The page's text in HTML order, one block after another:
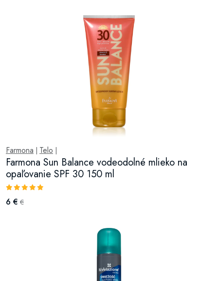
Farmona Telo
Farmona Sun Balance vodeodolné mlieko na
opaľovanie SPF 30 150 ml
6 € €